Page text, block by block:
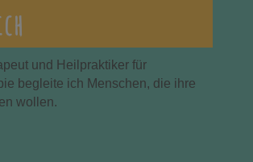
und Heilpraktiker für
begleite ich Menschen, die ihre
wollen.